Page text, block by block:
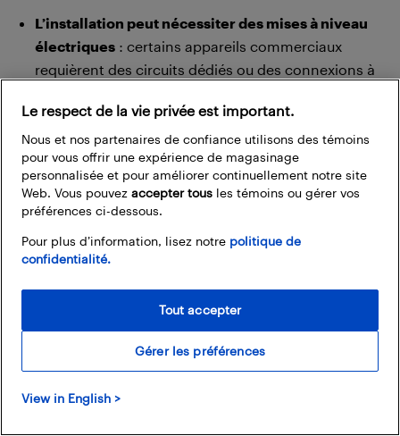
L’installation peut nécessiter des mises à niveau
électriques : certains appareils commerciaux
requièrent des circuits dédiés ou des connexions à
électricien agréé.
Taille et exigences de ventilation: les appareils
commerciaux sont souvent plus profonds, plus
hauts et plus lourds que leurs équivalents
résidentiels. Un mélangeur commercial peut
nécessiter un plan de travail renforcé ou un espace
au sol dédié. Certains équipements de cuisson
commerciaux exigent également des dégagements
spécifiques pour la ventilation, que les hottes
résidentielles standard ne peuvent pas toujours
Certaines garanties sont conçues pour un usage
Le respect de la vie privée est important.
Nous et nos partenaires de confiance utilisons des témoins
pour vous offrir une expérience de magasinage
personnalisée et pour améliorer continuellement notre site
Web. Vous pouvez accepter tous les témoins ou gérer vos
préférences ci-dessous.
Pour plus d’information, lisez notre
View in English >
politique de
confidentialité.
Gérer les préférences
Tout accepter